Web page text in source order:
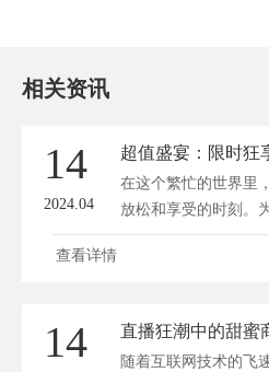
相关资讯
14
2024.04
超值盛宴：限时狂
在这个繁忙的世界里
放松和享受的时刻。
查看详情
14
随着互联网技术的飞